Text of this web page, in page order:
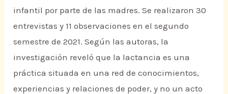
infantil por parte de las madres. Se realizaron 30
entrevistas y 11 observaciones en el segundo
semestre de 2021. Según las autoras, la
investigación reveló que la lactancia es una
práctica situada en una red de conocimientos,
experiencias y relaciones de poder, y no un acto